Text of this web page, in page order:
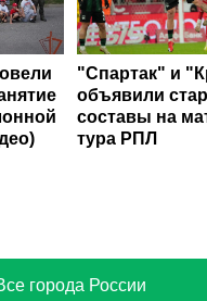
"Спартак" и
объявили
составы на
тура РПЛ
города России